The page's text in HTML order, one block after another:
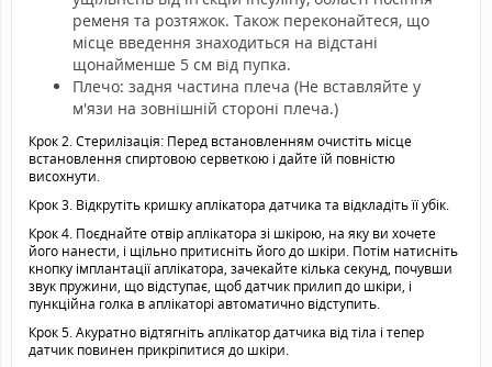
ременя та розтяжок. Також переконайтеся, що
місце введення знаходиться на відстані
щонайменше 5 см від пупка.
Плечо: задня частина плеча (Не вставляйте у
м'язи на зовнішній стороні плеча.)
Крок 2. Стерилізація: Перед встановленням очистіть місце
встановлення спиртовою серветкою і дайте їй повністю
висохнути.
Крок 3. Відкрутіть кришку аплікатора датчика та відкладіть її убік.
Крок 4. Поєднайте отвір аплікатора зі шкірою, на яку ви хочете
його нанести, і щільно притисніть його до шкіри. Потім натисніть
кнопку імплантації аплікатора, зачекайте кілька секунд, почувши
звук пружини, що відступає, щоб датчик прилип до шкіри, і
пункційна голка в аплікаторі автоматично відступить.
Крок 5. Акуратно відтягніть аплікатор датчика від тіла і тепер
датчик повинен прикріпитися до шкіри.